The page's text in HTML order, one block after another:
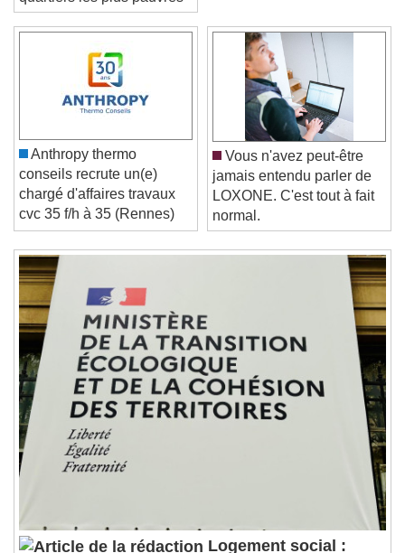
Video Player is loading.
Play Video
Play
Skip Backward
Skip Forward
Unmute
/
Duration-:-
Loaded:0%
Stream TypeLIVE
Seek to live, currently behind live
Remaining Time-0:00
Chapters
Chapters
Descriptions
descriptions off, selected
Subtitles
subtitles settings
settings dialog
subtitles off
Picture-in-Picture
This is a modal window.
quartiers les plus pauvres
Anthropy thermo
conseils recrute un(e)
chargé d'affaires travaux
cvc 35 f/h à 35 (Rennes)
Vous n'avez peut-être
jamais entendu parler de
LOXONE. C'est tout à fait
normal.